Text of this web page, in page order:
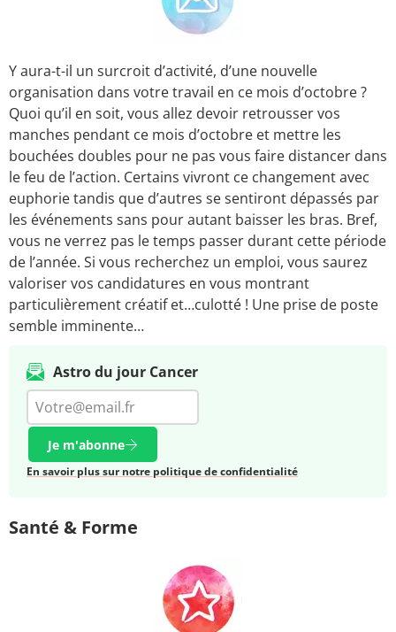
Y aura-t-il un surcroit d’activité, d’une nouvelle
organisation dans votre travail en ce mois d’octobre ?
Quoi qu’il en soit, vous allez devoir retrousser vos
manches pendant ce mois d’octobre et mettre les
bouchées doubles pour ne pas vous faire distancer dans
le feu de l’action. Certains vivront ce changement avec
euphorie tandis que d’autres se sentiront dépassés par
les événements sans pour autant baisser les bras. Bref,
vous ne verrez pas le temps passer durant cette période
de l’année. Si vous recherchez un emploi, vous saurez
valoriser vos candidatures en vous montrant
particulièrement créatif et…culotté ! Une prise de poste
semble imminente…
Astro du jour Cancer
Je m'abonne
En savoir plus sur notre politique de confidentialité
Santé & Forme